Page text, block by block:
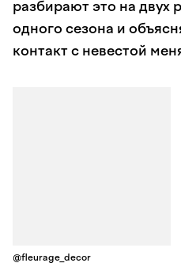
разбирают это на двух
одного сезона и
контакт с невестой
@fleurage_decor